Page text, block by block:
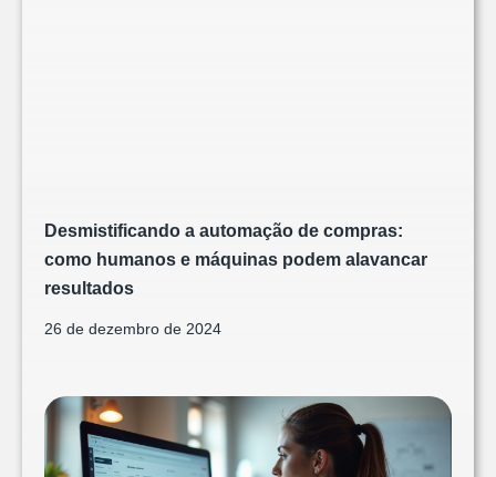
Desmistificando a automação de compras:
como humanos e máquinas podem alavancar
resultados
26 de dezembro de 2024